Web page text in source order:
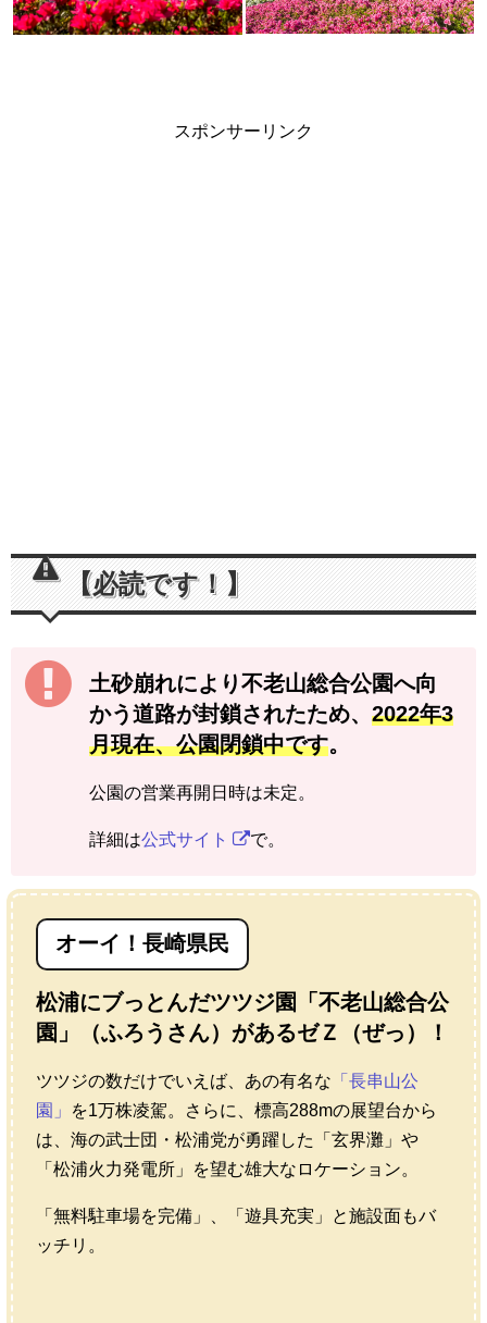
スポンサーリンク
【必読です！】
土砂崩れにより不老山総合公園へ向
かう道路が封鎖されたため、 2022年3
月現在、公園閉鎖中です。
公園の営業再開日時は未定。
詳細は公式サイト で。
オーイ！長崎県民
松浦にブっとんだツツジ園「不老山総合公
園」（ふろうさん）があるゼＺ（ぜっ）！
ツツジの数だけでいえば、あの有名な 「長串山公
園」
を1万株凌駕。さらに、標高288mの展望台から
は、海の武士団・松浦党が勇躍した「玄界灘」や
「松浦火力発電所」を望む雄大なロケーション。
「無料駐車場を完備」、「遊具充実」と施設面もバ
ッチリ。